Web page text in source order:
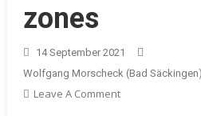
zones
14 September 2021
Wolfgang Morscheck (Bad Säckingen)
Leave A CommentOn